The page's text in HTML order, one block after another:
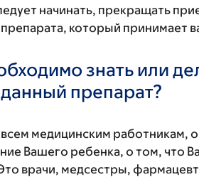
начинать, прекращать
который принимает
знать или
препарат?
медицинским работникам,
Вашего ребенка, о том, что
врачи, медсестры,